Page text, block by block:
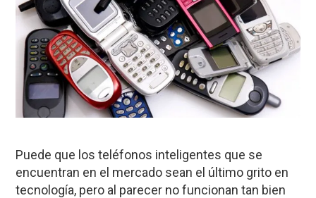
Puede que los teléfonos inteligentes que se
encuentran en el mercado sean el último grito en
tecnología, pero al parecer no funcionan tan bien